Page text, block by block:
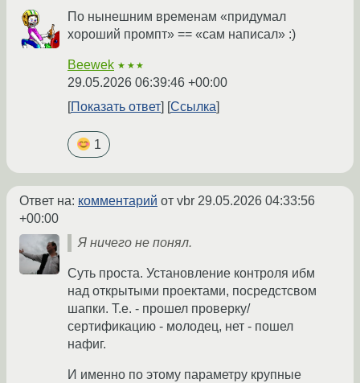
По нынешним временам «придумал
хороший промпт» == «сам написал» :)
Beewek ★★★
29.05.2026 06:39:46 +00:00
Показать ответ
Ссылка
1
Ответ на: комментарий от vbr 29.05.2026 04:33:56
+00:00
Я ничего не понял.
Суть проста. Установление контроля ибм
над открытыми проектами, посредстсвом
шапки. Т.е. - прошел проверку/
сертификацию - молодец, нет - пошел
нафиг.
И именно по этому параметру крупные